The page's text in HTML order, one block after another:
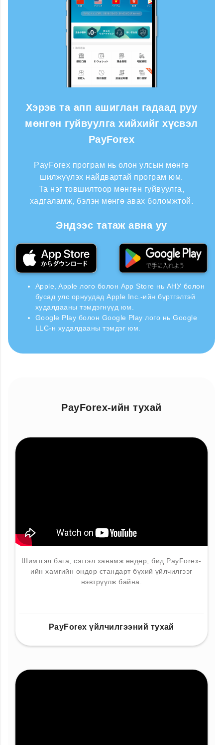
Хэрэв та апп ашиглан гадаад руу
мөнгөн гуйвуулга хийхийг хүсвэл
PayForex
PayForex програм нь олон улсын мөнгө
шилжүүлэх найдвартай програм юм.
Та нэг товшилтоор мөнгөн гуйвуулга,
хадгаламж, бэлэн мөнгө авах боломжтой.
Эндээс татаж авна уу
Apple, Apple лого болон App Store нь АНУ болон
бусад улс орнуудад Apple Inc.-ийн бүртгэлтэй
худалдааны тэмдэгнүүд юм.
Google Play болон Google Play лого нь Google
LLC-н худалдааны тэмдэг юм.
PayForex-ийн тухай
Шимтгэл бага, сэтгэл ханамж өндөр, бид PayForex-
ийн хамгийн өндөр стандарт бүхий үйлчилгээг
нэвтрүүлж байна.
PayForex үйлчилгээний тухай